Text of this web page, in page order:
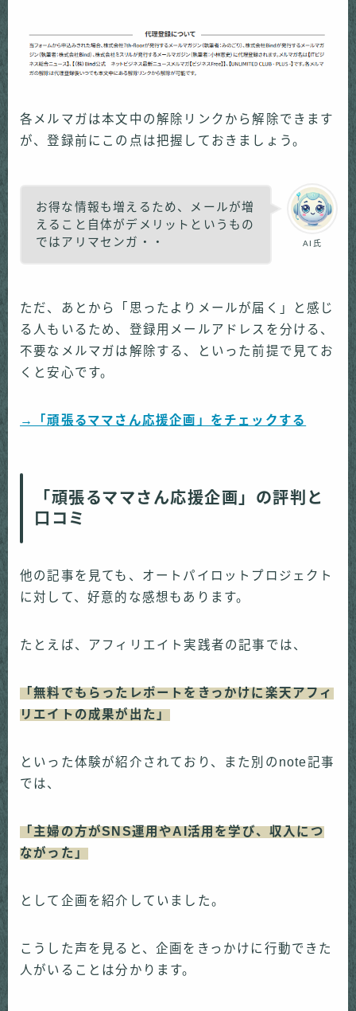
各メルマガは本文中の解除リンクから解除できます
が、登録前にこの点は把握しておきましょう。
AI氏
お得な情報も増えるため、メールが増
えること自体がデメリットというもの
ではアリマセンガ・・
ただ、あとから「思ったよりメールが届く」と感じ
る人もいるため、登録用メールアドレスを分ける、
不要なメルマガは解除する、といった前提で見てお
くと安心です。
→「頑張るママさん応援企画」をチェックする
「 頑張るママさん応援企画」の評判と
口コミ
他の記事を見ても、オートパイロットプロジェクト
に対して、好意的な感想もあります。
たとえば、アフィリエイト実践者の記事では、
「無料でもらったレポートをきっかけに楽天アフィ
リエイトの成果が出た」
といった体験が紹介されており、また別のnote記事
では、
「主婦の方がSNS運用やAI活用を学び、収入につ
ながった」
として企画を紹介していました。
こうした声を見ると、企画をきっかけに行動できた
人がいることは分かります。